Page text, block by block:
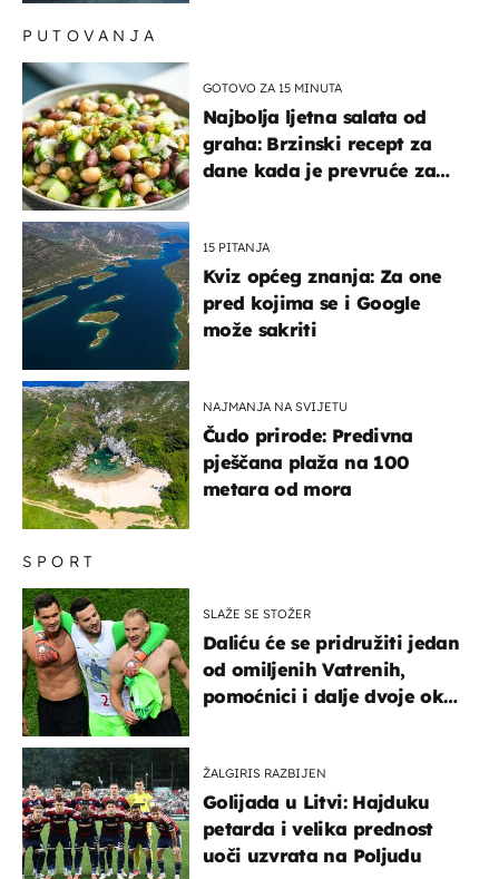
SPORT
SLAŽE SE STOŽER
Daliću će se pridružiti jedan
od omiljenih Vatrenih,
pomoćnici i dalje dvoje oko
ŽALGIRIS RAZBIJEN
Golijada u Litvi: Hajduku
petarda i velika prednost
uoči uzvrata na Poljudu
PUTOVANJA
GOTOVO ZA 15 MINUTA
Najbolja ljetna salata od
graha: Brzinski recept za
dane kada je prevruće za
15 PITANJA
Kviz općeg znanja: Za one
pred kojima se i Google
može sakriti
NAJMANJA NA SVIJETU
Čudo prirode: Predivna
pješčana plaža na 100
metara od mora